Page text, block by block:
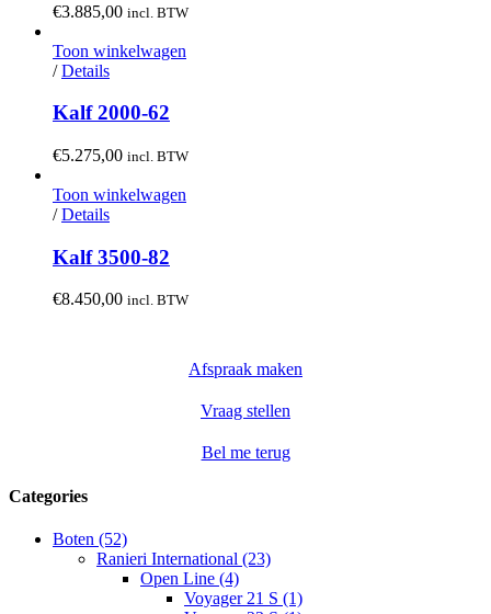
€3.885,00 incl. BTW
Toon winkelwagen
/ Details
Kalf 2000-62
€5.275,00 incl. BTW
Toon winkelwagen
/ Details
Kalf 3500-82
€8.450,00 incl. BTW
Afspraak maken
Vraag stellen
Bel me terug
Categories
Boten (52)
Ranieri International (23)
Open Line (4)
Voyager 21 S (1)